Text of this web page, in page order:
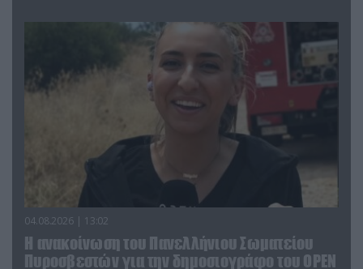
04.08.2026 | 13:02
Η ανακοίνωση του Πανελλήνιου Σωματείου
Πυροσβεστών για την δημοσιογράφο του OPEN